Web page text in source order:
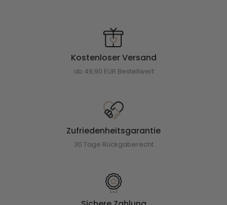
Kostenloser Versand
ab 49,90 EUR Bestellwert
Zufriedenheitsgarantie
30 Tage Rückgaberecht